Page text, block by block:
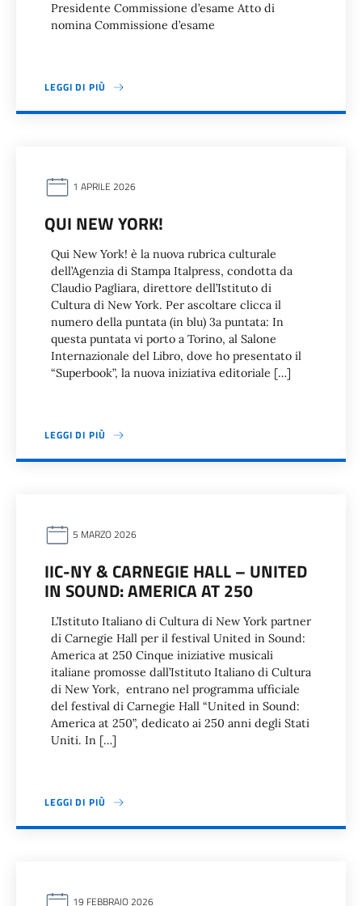
Presidente Commissione d’esame Atto di
nomina Commissione d’esame
LEGGI DI PIÙ
1 APRILE 2026
QUI NEW YORK!
Qui New York! è la nuova rubrica culturale
dell’Agenzia di Stampa Italpress, condotta da
Claudio Pagliara, direttore dell’Istituto di
Cultura di New York. Per ascoltare clicca il
numero della puntata (in blu) 3a puntata: In
questa puntata vi porto a Torino, al Salone
Internazionale del Libro, dove ho presentato il
“Superbook”, la nuova iniziativa editoriale […]
LEGGI DI PIÙ
5 MARZO 2026
IIC-NY & CARNEGIE HALL – UNITED
IN SOUND: AMERICA AT 250
L’Istituto Italiano di Cultura di New York partner
di Carnegie Hall per il festival United in Sound:
America at 250 Cinque iniziative musicali
italiane promosse dall’Istituto Italiano di Cultura
di New York, entrano nel programma ufficiale
del festival di Carnegie Hall “United in Sound:
America at 250”, dedicato ai 250 anni degli Stati
Uniti. In […]
LEGGI DI PIÙ
19 FEBBRAIO 2026